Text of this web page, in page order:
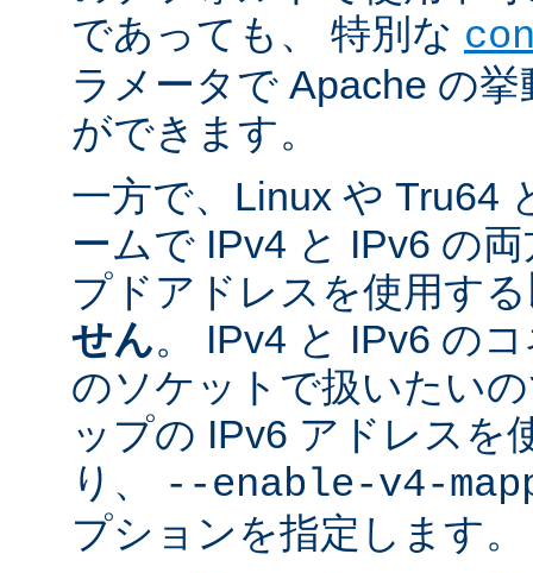
であっても、 特別な
ラメータで Apache の
ができます。
一方で、Linux や Tru64
ームで IPv4 と IPv6 の
プドアドレスを使用する
せん。 IPv4 と IPv6 の
のソケットで扱いたい
ップの IPv6 アドレスを
り、
--enable-v4-
プションを指定します。